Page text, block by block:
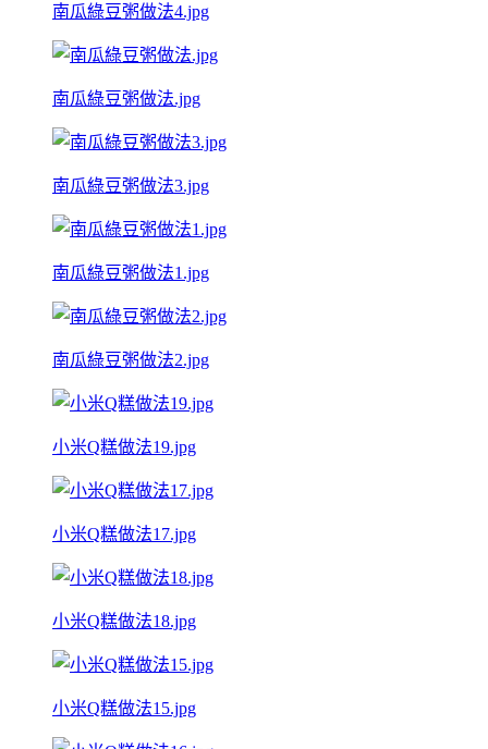
南瓜綠豆粥做法4.jpg
南瓜綠豆粥做法.jpg
南瓜綠豆粥做法3.jpg
南瓜綠豆粥做法1.jpg
南瓜綠豆粥做法2.jpg
小米Q糕做法19.jpg
小米Q糕做法17.jpg
小米Q糕做法18.jpg
小米Q糕做法15.jpg